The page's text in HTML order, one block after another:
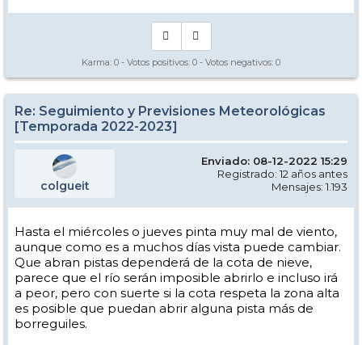
Karma: 0 - Votos positivos: 0 - Votos negativos: 0
Re: Seguimiento y Previsiones Meteorológicas
[Temporada 2022-2023]
colgueit
Enviado: 08-12-2022 15:29
Registrado: 12 años antes
Mensajes: 1.193
Hasta el miércoles o jueves pinta muy mal de viento,
aunque como es a muchos días vista puede cambiar.
Que abran pistas dependerá de la cota de nieve,
parece que el río serán imposible abrirlo e incluso irá
a peor, pero con suerte si la cota respeta la zona alta
es posible que puedan abrir alguna pista más de
borreguiles.